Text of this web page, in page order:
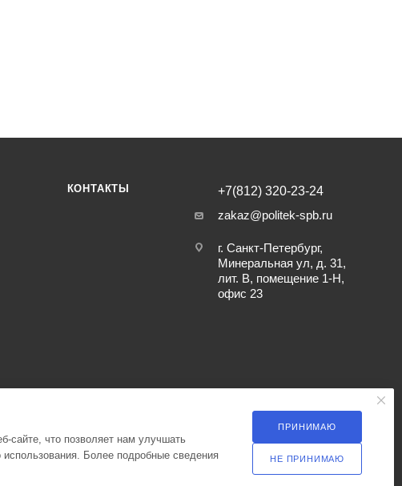
КОНТАКТЫ
+7(812) 320-23-24
zakaz@politek-spb.ru
г. Санкт-Петербург,
Минеральная ул, д. 31,
лит. В, помещение 1-Н,
офис 23
Политика оператора в отношении обработки персональных данных
сайте, что позволяет нам улучшать
Более подробные сведения
ПРИНИМАЮ
НЕ ПРИНИМАЮ